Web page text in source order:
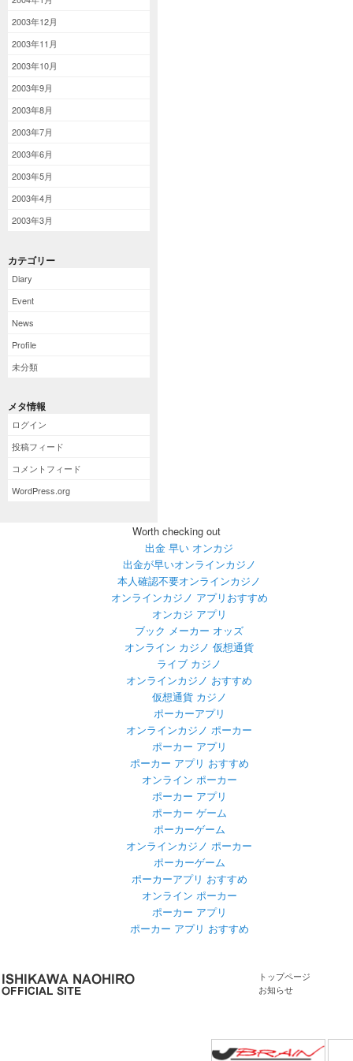
2003年12月
2003年11月
2003年10月
2003年9月
2003年8月
2003年7月
2003年6月
2003年5月
2003年4月
2003年3月
カテゴリー
Diary
Event
News
Profile
未分類
メタ情報
ログイン
投稿フィード
コメントフィード
WordPress.org
Worth checking out
出金 早い オンカジ
出金が早いオンラインカジノ
本人確認不要オンラインカジノ
オンラインカジノ アプリおすすめ
オンカジ アプリ
ブック メーカー オッズ
オンライン カジノ 仮想通貨
ライブ カジノ
オンラインカジノ おすすめ
仮想通貨 カジノ
ポーカーアプリ
オンラインカジノ ポーカー
ポーカー アプリ
ポーカー アプリ おすすめ
オンライン ポーカー
ポーカー アプリ
ポーカー ゲーム
ポーカーゲーム
オンラインカジノ ポーカー
ポーカーゲーム
ポーカーアプリ おすすめ
オンライン ポーカー
ポーカー アプリ
ポーカー アプリ おすすめ
トップページ
お知らせ